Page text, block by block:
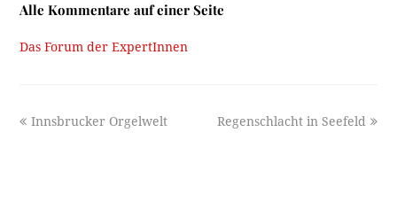
Alle Kommentare auf einer Seite
Das Forum der ExpertInnen
previous
Innsbrucker Orgelwelt
next
Regenschlacht in Seefeld